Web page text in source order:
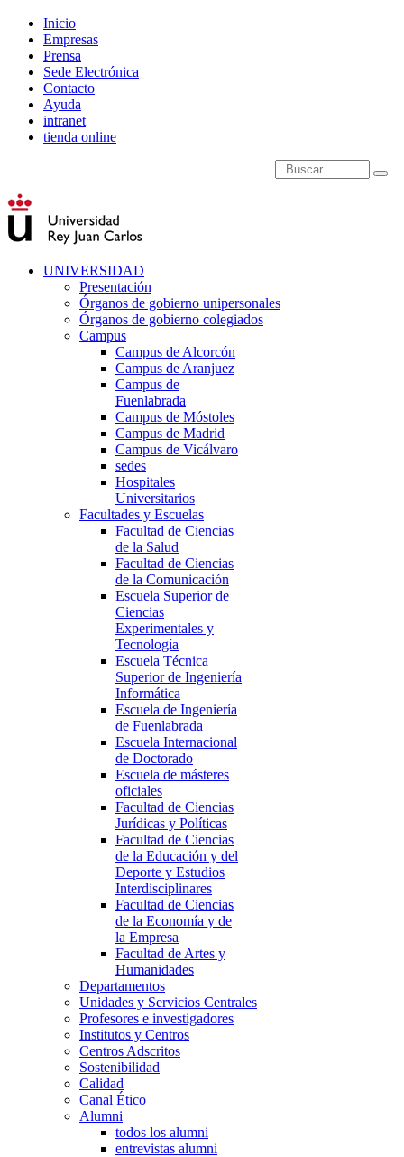
Inicio
Empresas
Prensa
Sede Electrónica
Contacto
Ayuda
intranet
tienda online
Introduce términos de
UNIVERSIDAD
Presentación
Órganos de gobierno unipersonales
Órganos de gobierno colegiados
Campus
Campus de Alcorcón
Campus de Aranjuez
Campus de
Fuenlabrada
Campus de Móstoles
Campus de Madrid
Campus de Vicálvaro
sedes
Hospitales
Universitarios
Facultades y Escuelas
Facultad de Ciencias
de la Salud
Facultad de Ciencias
de la Comunicación
Escuela Superior de
Ciencias
Experimentales y
Tecnología
Escuela Técnica
Superior de Ingeniería
Informática
Escuela de Ingeniería
de Fuenlabrada
Escuela Internacional
de Doctorado
Escuela de másteres
oficiales
Facultad de Ciencias
Jurídicas y Políticas
Facultad de Ciencias
de la Educación y del
Deporte y Estudios
Interdisciplinares
Facultad de Ciencias
de la Economía y de
la Empresa
Facultad de Artes y
Humanidades
Departamentos
Unidades y Servicios Centrales
Profesores e investigadores
Institutos y Centros
Centros Adscritos
Sostenibilidad
Calidad
Canal Ético
Alumni
todos los alumni
entrevistas alumni